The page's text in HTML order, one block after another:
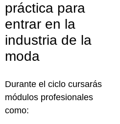
práctica para
entrar en la
industria de la
moda
Durante el ciclo cursarás
módulos profesionales
como: